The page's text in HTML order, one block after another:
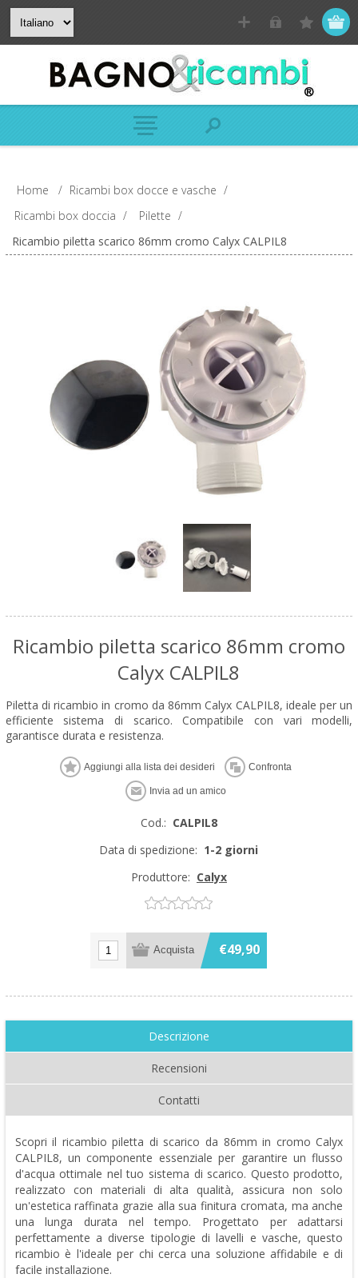
Home / Ricambi box docce e vasche /
Ricambi box doccia / Pilette /
Ricambio piletta scarico 86mm cromo Calyx CALPIL8
Ricambio piletta scarico 86mm cromo
Calyx CALPIL8
Piletta di ricambio in cromo da 86mm Calyx CALPIL8, ideale per un
efficiente sistema di scarico. Compatibile con vari modelli,
garantisce durata e resistenza.
Cod.: CALPIL8
Data di spedizione: 1-2 giorni
Produttore: Calyx
€49,90
Descrizione
Recensioni
Contatti
Scopri il ricambio piletta di scarico da 86mm in cromo Calyx
CALPIL8, un componente essenziale per garantire un flusso
d'acqua ottimale nel tuo sistema di scarico. Questo prodotto,
realizzato con materiali di alta qualità, assicura non solo
un'estetica raffinata grazie alla sua finitura cromata, ma anche
una lunga durata nel tempo. Progettato per adattarsi
perfettamente a diverse tipologie di lavelli e vasche, questo
ricambio è l'ideale per chi cerca una soluzione affidabile e di
facile installazione.